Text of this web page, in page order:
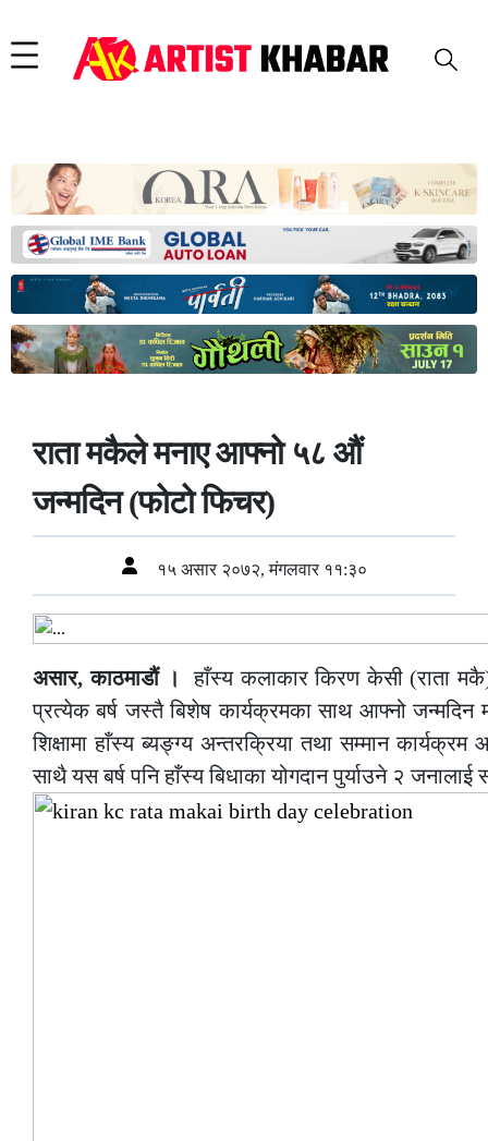
राता मकैले मनाए आफ्नो ५८ औं
जन्मदिन (फोटो फिचर)
१५ असार २०७२, मंगलवार ११:३०
असार, काठमाडौं ।हाँस्य कलाकार किरण केसी (राता
प्रत्येक बर्ष जस्तै बिशेष कार्यक्रमका साथ आफ्नो जन्मदिन
शिक्षामा हाँस्य ब्यङ्ग्य अन्तरक्रिया तथा सम्मान
साथै यस बर्ष पनि हाँस्य बिधाका योगदान पुर्याउने २ जनालाई